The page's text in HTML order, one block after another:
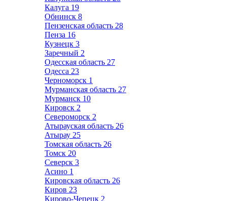
Калуга 19
Обнинск 8
Пензенская область 28
Пенза 16
Кузнецк 3
Заречный 2
Одесская область 27
Одесса 23
Черноморск 1
Мурманская область 27
Мурманск 10
Кировск 2
Североморск 2
Атырауская область 26
Атырау 25
Томская область 26
Томск 20
Северск 3
Асино 1
Кировская область 26
Киров 23
Кирово-Чепецк 2